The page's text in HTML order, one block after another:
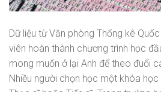
Dữ liệu từ Văn phòng Thống kê
viên hoàn thành chương trình học
mong muốn ở lại Anh để theo đuổi
Nhiều người chọn học một khóa